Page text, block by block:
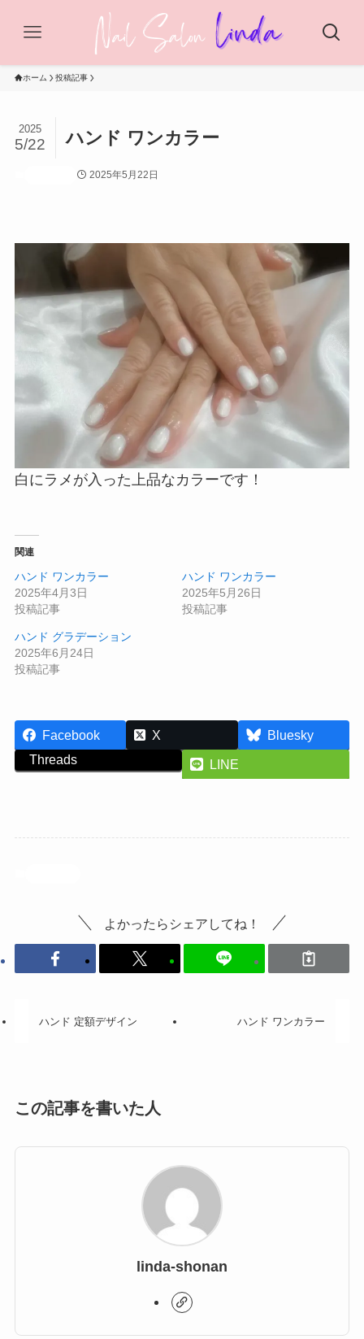
ホーム 投稿記事
ハンド ワンカラー
2025
5/22
2025年5月22日
白にラメが入った上品なカラーです！
関連
ハンド ワンカラー
2025年4月3日
投稿記事
ハンド ワンカラー
2025年5月26日
投稿記事
ハンド グラデーション
2025年6月24日
投稿記事
Facebook X
Bluesky
Threads
LINE
よかったらシェアしてね！
ハンド 定額デザイン ハンド ワンカラー
この記事を書いた人
linda-shonan